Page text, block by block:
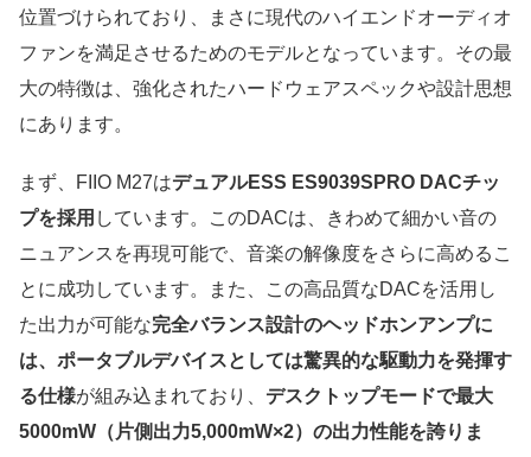
位置づけられており、まさに現代のハイエンドオーディオ
ファンを満足させるためのモデルとなっています。その最
大の特徴は、強化されたハードウェアスペックや設計思想
にあります。
まず、FIIO M27はデュアルESS ES9039SPRO DACチッ
プを採用 しています。このDACは、きわめて細かい音の
ニュアンスを再現可能で、音楽の解像度をさらに高めるこ
とに成功しています。また、この高品質なDACを活用し
た出力が可能な完全バランス設計のヘッドホンアンプに
は、ポータブルデバイスとしては驚異的な駆動力を発揮す
る仕様が組み込まれており、 デスクトップモードで最大
5000mW（片側出力5,000mW×2）の出力性能を誇りま